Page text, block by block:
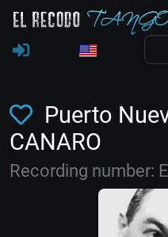
Puerto
CANARO
Recording number: